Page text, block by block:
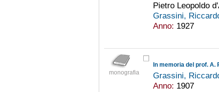
Pietro Leopoldo
Grassini,
Anno: 1927
monografia
In memoria del prof. A.
Grassini,
Anno: 1907